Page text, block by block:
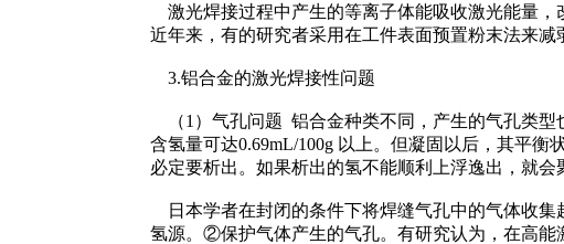
激光焊接过程中产生的等离子体能吸收激光能量，
近年来，有的研究者采用在工件表面预置粉末法来
3.铝合金的激光焊接性问题
（1）气孔问题 铝合金种类不同，产生的气孔类型
含氢量可达0.69mL/100g 以上。但凝固以后，其平
必定要析出。如果析出的氢不能顺利上浮逸出，就会
日本学者在封闭的条件下将焊缝气孔中的气体收集
氢源。②保护气体产生的气孔。有研究认为，在高能